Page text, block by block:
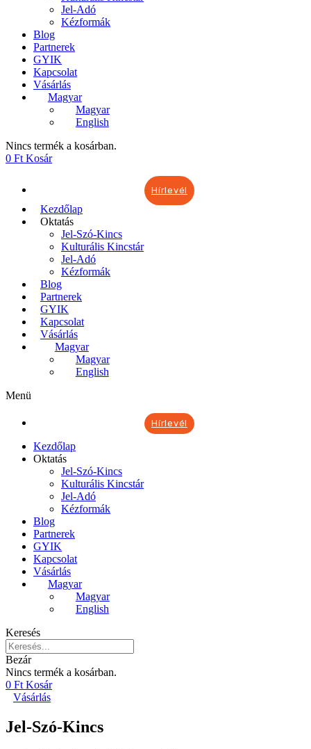
Jel-Adó
Kézformák
Blog
Partnerek
GYIK
Kapcsolat
Vásárlás
Magyar
Magyar
English
Nincs termék a kosárban.
0 Ft Kosár
Hírlevél
Kezdőlap
Oktatás
Jel-Szó-Kincs
Kulturális Kincstár
Jel-Adó
Kézformák
Blog
Partnerek
GYIK
Kapcsolat
Vásárlás
Magyar
Magyar
English
Menü
Hírlevél
Kezdőlap
Oktatás
Jel-Szó-Kincs
Kulturális Kincstár
Jel-Adó
Kézformák
Blog
Partnerek
GYIK
Kapcsolat
Vásárlás
Magyar
Magyar
English
Keresés
Bezár
Nincs termék a kosárban.
0 Ft Kosár
Vásárlás
Jel-Szó-Kincs